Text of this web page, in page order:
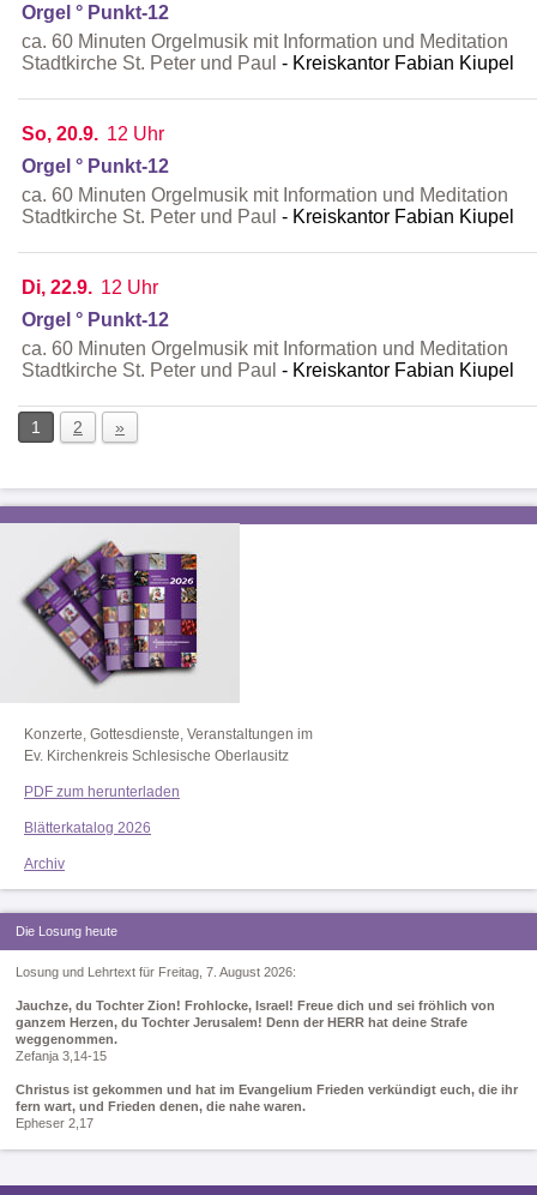
Orgel ° Punkt-12
ca. 60 Minuten Orgelmusik mit Information und Meditation
Stadtkirche St. Peter und Paul
Kreiskantor Fabian Kiupel
So, 20.9. 12 Uhr
Orgel ° Punkt-12
ca. 60 Minuten Orgelmusik mit Information und Meditation
Stadtkirche St. Peter und Paul
Kreiskantor Fabian Kiupel
Di, 22.9. 12 Uhr
Orgel ° Punkt-12
ca. 60 Minuten Orgelmusik mit Information und Meditation
Stadtkirche St. Peter und Paul
Kreiskantor Fabian Kiupel
1 2 »
Konzerte, Gottesdienste, Veranstaltungen im
Ev. Kirchenkreis Schlesische Oberlausitz
PDF zum herunterladen
Blätterkatalog 2026
Archiv
Die Losung heute
Losung und Lehrtext für Freitag, 7. August 2026:
Jauchze, du Tochter Zion! Frohlocke, Israel! Freue dich und sei fröhlich von
ganzem Herzen, du Tochter Jerusalem! Denn der HERR hat deine Strafe
weggenommen.
Zefanja 3,14-15
Christus ist gekommen und hat im Evangelium Frieden verkündigt euch, die ihr
fern wart, und Frieden denen, die nahe waren.
Epheser 2,17